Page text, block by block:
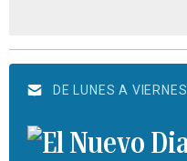
DE LUNES A VIERNES